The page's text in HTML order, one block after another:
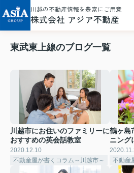
川越の不動産情報を豊富にご用意
株式会社 アジア不動産
東武東上線のブログ一覧
川越市にお住いのファミリーに
おすすめの英会話教室
2020.12.10
不動産屋が書くコラム～川越市～
鶴ヶ島
ニング